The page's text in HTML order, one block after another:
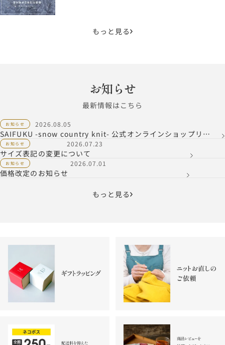
もっと見る
お知らせ
最新情報はこちら
お知らせ 2026.08.05
SAIFUKU -snow country knit- 公式オンラインショップリニ
ューアルのお知らせ
お知らせ 2026.07.23
サイズ表記の変更について
お知らせ 2026.07.01
価格改定のお知らせ
もっと見る